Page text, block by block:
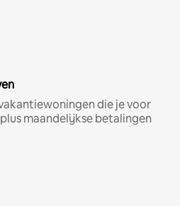
die je voor
maandelijkse betalingen